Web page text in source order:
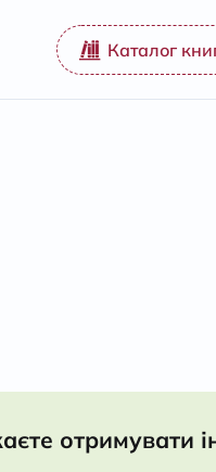
Каталог
отримувати